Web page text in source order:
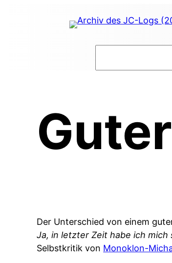
Der Unterschied von einem
Ja, in letzter Zeit habe ich
Selbstkritik von Monoklon-